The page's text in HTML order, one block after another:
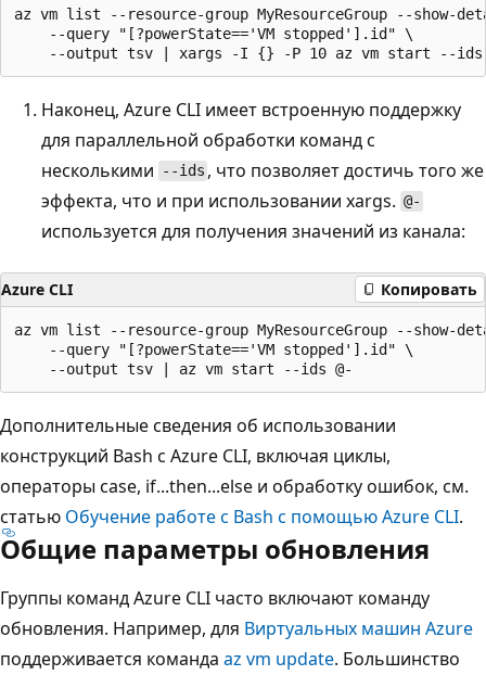
az vm list --resource-group MyResourceGroup --show-
    --query "[?powerState=='VM stopped'].id" \
Наконец, Azure CLI имеет встроенную поддержку
для параллельной обработки команд с
несколькими
--ids , что позволяет достичь того же
эффекта, что и при использовании xargs. @-
используется для получения значений из канала:
Azure CLI Копировать
az vm list --resource-group MyResourceGroup --show-
    --query "[?powerState=='VM stopped'].id" \
Дополнительные сведения об использовании
конструкций Bash с Azure CLI, включая циклы,
операторы case, if...then...else и обработку ошибок, см.
статью Обучение работе с Bash с помощью Azure CLI.
Общие параметры обновления
Группы команд Azure CLI часто включают команду
обновления. Например, для Виртуальных машин Azure
поддерживается команда az vm update. Большинство